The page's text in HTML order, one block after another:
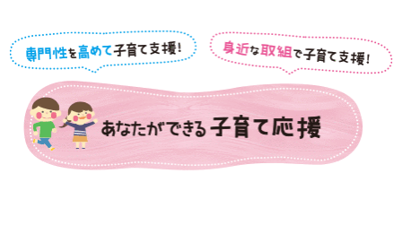
令和５年度ふじさんっこ応援大賞活動発表交流会について
令和６年度ふじさんっこ応援大賞表彰式及び活動発表交流会
令和６年度ふじさんっこ応援大賞活動発表交流会について
令和７年度「ふじさんっこ応援大賞」の募集を行います！
SBSラジオ第21回「大切なあなたへ～Message for You～」あい